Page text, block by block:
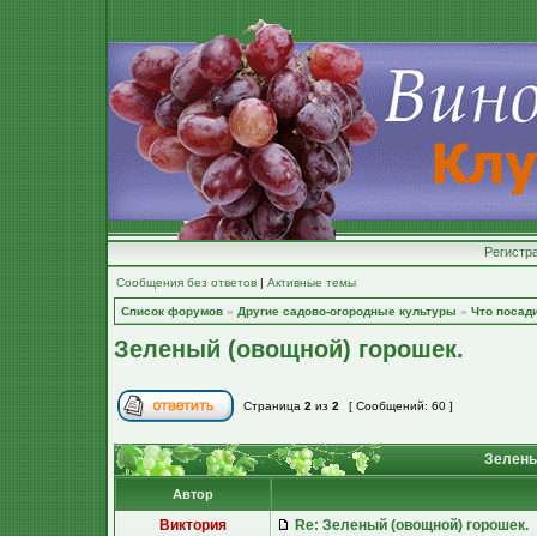
Сообщения без ответов | Активные темы
Список форумов » Другие садово-огородные культуры » Что
Зеленый (овощной) горошек.
Страница 2 из 2 [ Сообщений: 60 ]
Автор
Виктория
Re: Зеленый (овощной) горошек.